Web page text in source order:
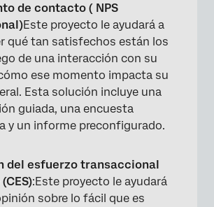
de contacto ( NPS
Este proyecto le ayudará a
qué tan satisfechos están los
de una interacción con su
ese momento impacta su
Esta solución incluye una
guiada, una encuesta
y un informe preconfigurado.
del esfuerzo transaccional
:Este proyecto le ayudará
sobre lo fácil que es